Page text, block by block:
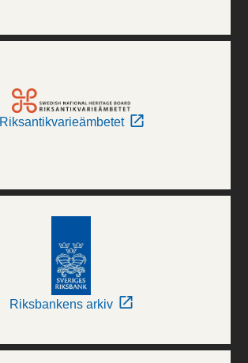
Riksantikvarieämbetet
Riksbankens arkiv